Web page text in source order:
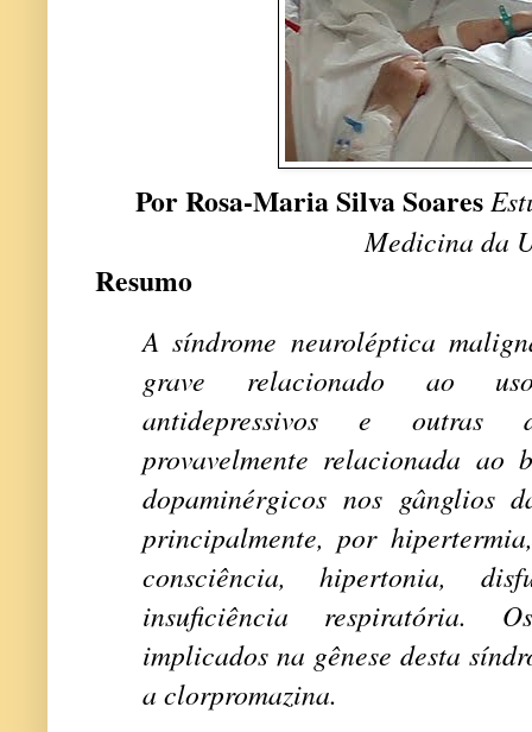
Por Rosa-Maria Silva Soares
Medicina da
Resumo
A síndrome neuroléptica
grave relacionado ao
antidepressivos e outras
provavelmente relacionada ao
dopaminérgicos nos gânglios
principalmente, por
consciência, hipertonia,
insuficiência respiratória.
implicados na gênese desta
a clorpromazina.